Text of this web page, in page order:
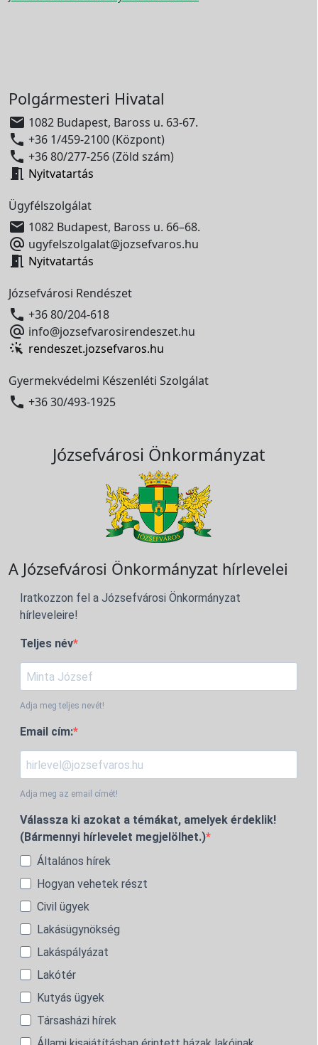
Polgármesteri Hivatal
 1082 Budapest, Baross u. 63-67.
 +36 1/459-2100 (Központ)
 +36 80/277-256 (Zöld szám)
 Nyitvatartás
Ügyfélszolgálat
 1082 Budapest, Baross u. 66–68.
 ugyfelszolgalat@jozsefvaros.hu
 Nyitvatartás
Józsefvárosi Rendészet
 +36 80/204-618
 info@jozsefvarosirendeszet.hu
rendeszet.jozsefvaros.hu
Gyermekvédelmi Készenléti Szolgálat
 +36 30/493-1925
Józsefvárosi Önkormányzat
A Józsefvárosi Önkormányzat hírlevelei
Iratkozzon fel a Józsefvárosi Önkormányzat
hírleveleire!
Teljes név
Adja meg teljes nevét!
Email cím:
Adja meg az email címét!
Válassza ki azokat a témákat, amelyek érdeklik!
(Bármennyi hírlevelet megjelölhet.)
Általános hírek
Hogyan vehetek részt
Civil ügyek
Lakásügynökség
Lakáspályázat
Lakótér
Kutyás ügyek
Társasházi hírek